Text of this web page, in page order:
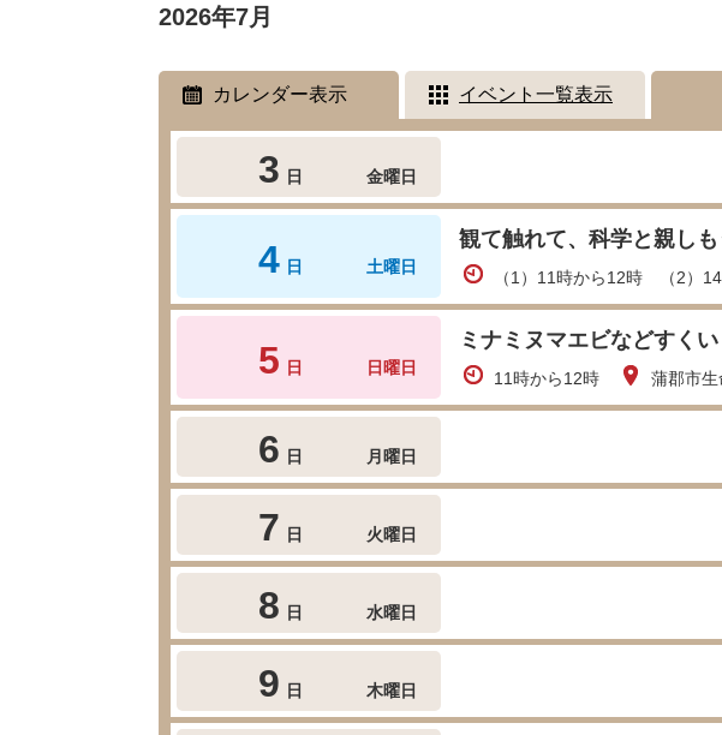
2026年7月
カレンダー表示 イベント一覧表示
3 日 金曜日
4 日 土曜日
観て触れて、科学と親し
（1）11時から12時 （2）
5 日 日曜日
ミナミヌマエビなどすくい
11時から12時
蒲郡市
6 日 月曜日
7 日 火曜日
8 日 水曜日
9 日 木曜日